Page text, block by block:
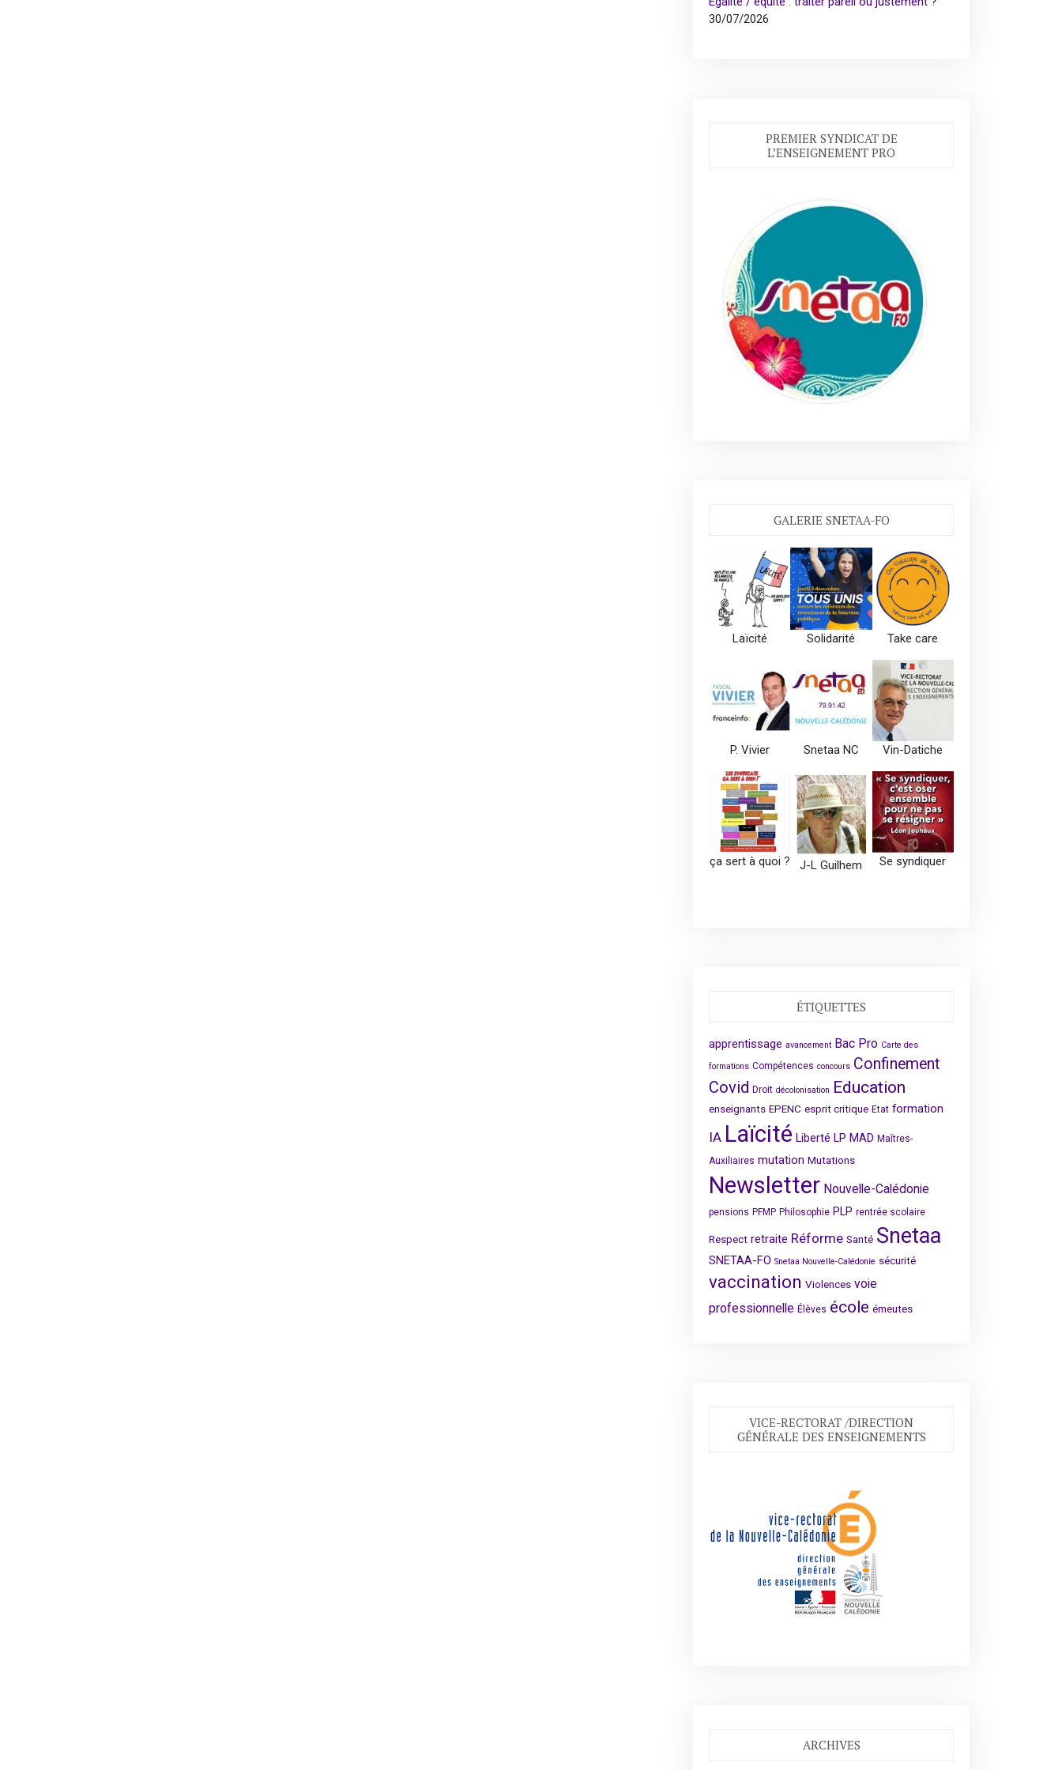
30/07/2026
PREMIER SYNDICAT DE
L’ENSEIGNEMENT PRO
GALERIE SNETAA-FO
Laïcité Solidarité Take care
P. Vivier Snetaa NC Vin-Datiche
ça sert à quoi ? J-L Guilhem Se syndiquer
ÉTIQUETTES
apprentissage avancement Bac Pro Carte des
formations Compétences concours Confinement
Covid Droit décolonisation Education
enseignants EPENC esprit critique Etat formation
IA Laïcité Liberté LP MAD Maîtres-
Auxiliaires mutation Mutations
Newsletter Nouvelle-Calédonie
pensions PFMP Philosophie PLP rentrée scolaire
Respect retraite Réforme Santé Snetaa
SNETAA-FO Snetaa Nouvelle-Calédonie sécurité
vaccination Violences voie
professionnelle Élèves école émeutes
VICE-RECTORAT /DIRECTION
GÉNÉRALE DES ENSEIGNEMENTS
ARCHIVES